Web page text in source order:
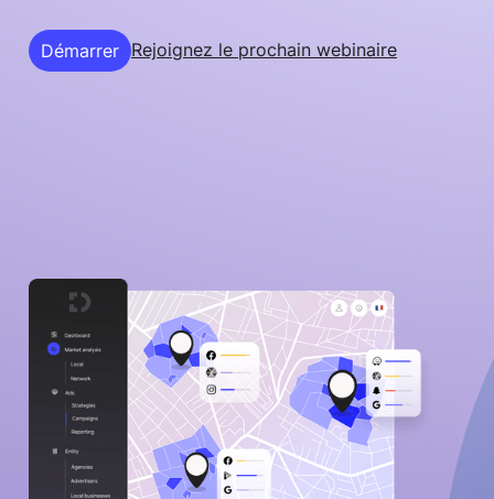
Démarrer
Démarrer
Rejoignez le prochain webinaire